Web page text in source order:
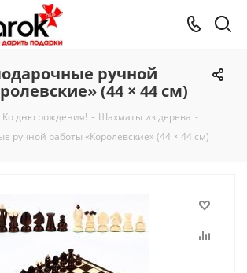
ручной
(44 × 44 см)
Ко дню рождения! - Шахматы из дерева -
ручной работы «Королевские» (44 × 44 см)